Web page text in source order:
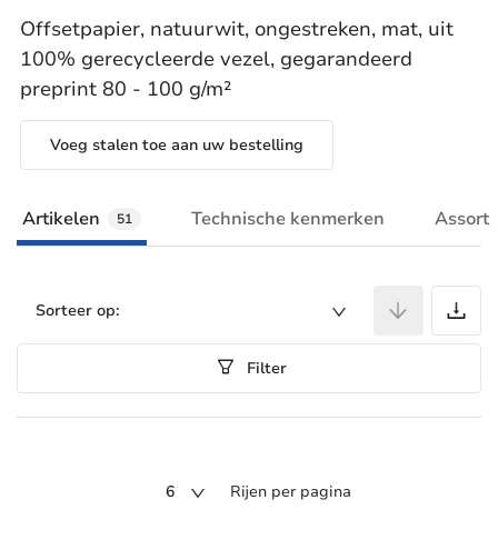
Offsetpapier, natuurwit, ongestreken, mat, uit
100% gerecycleerde vezel, gegarandeerd
preprint 80 - 100 g/m²
Voeg stalen toe aan uw bestelling
Artikelen 51 Technische kenmerken
Sorteer op:
Filter
6 Rijen per pagina